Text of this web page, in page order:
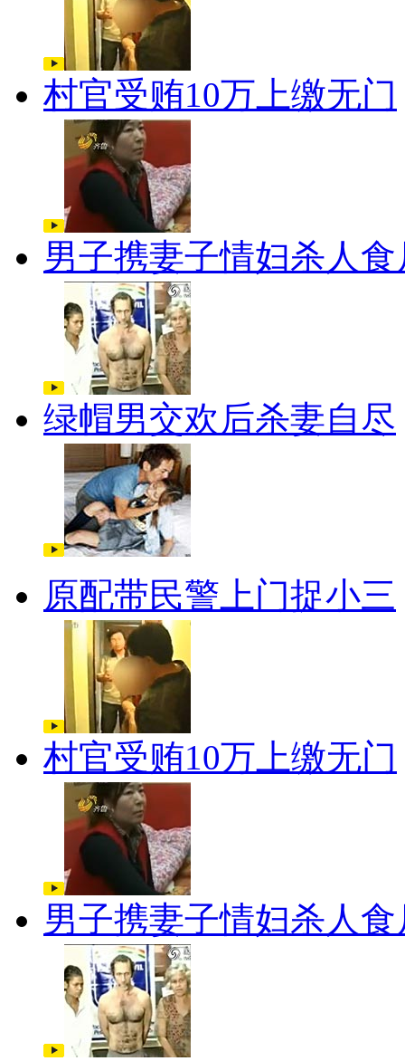
村官受贿10万上缴无门
男子携妻子情妇杀人食
绿帽男交欢后杀妻自尽
原配带民警上门捉小三
村官受贿10万上缴无门
男子携妻子情妇杀人食